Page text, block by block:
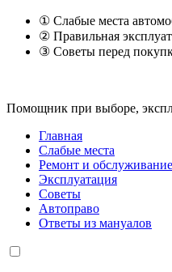
① Слабые места
② Правильная
③ Советы перед
Помощник при выборе,
Главная
Слабые места
Ремонт и обслуживание
Эксплуатация
Советы
Автоправо
Ответы из мануалов